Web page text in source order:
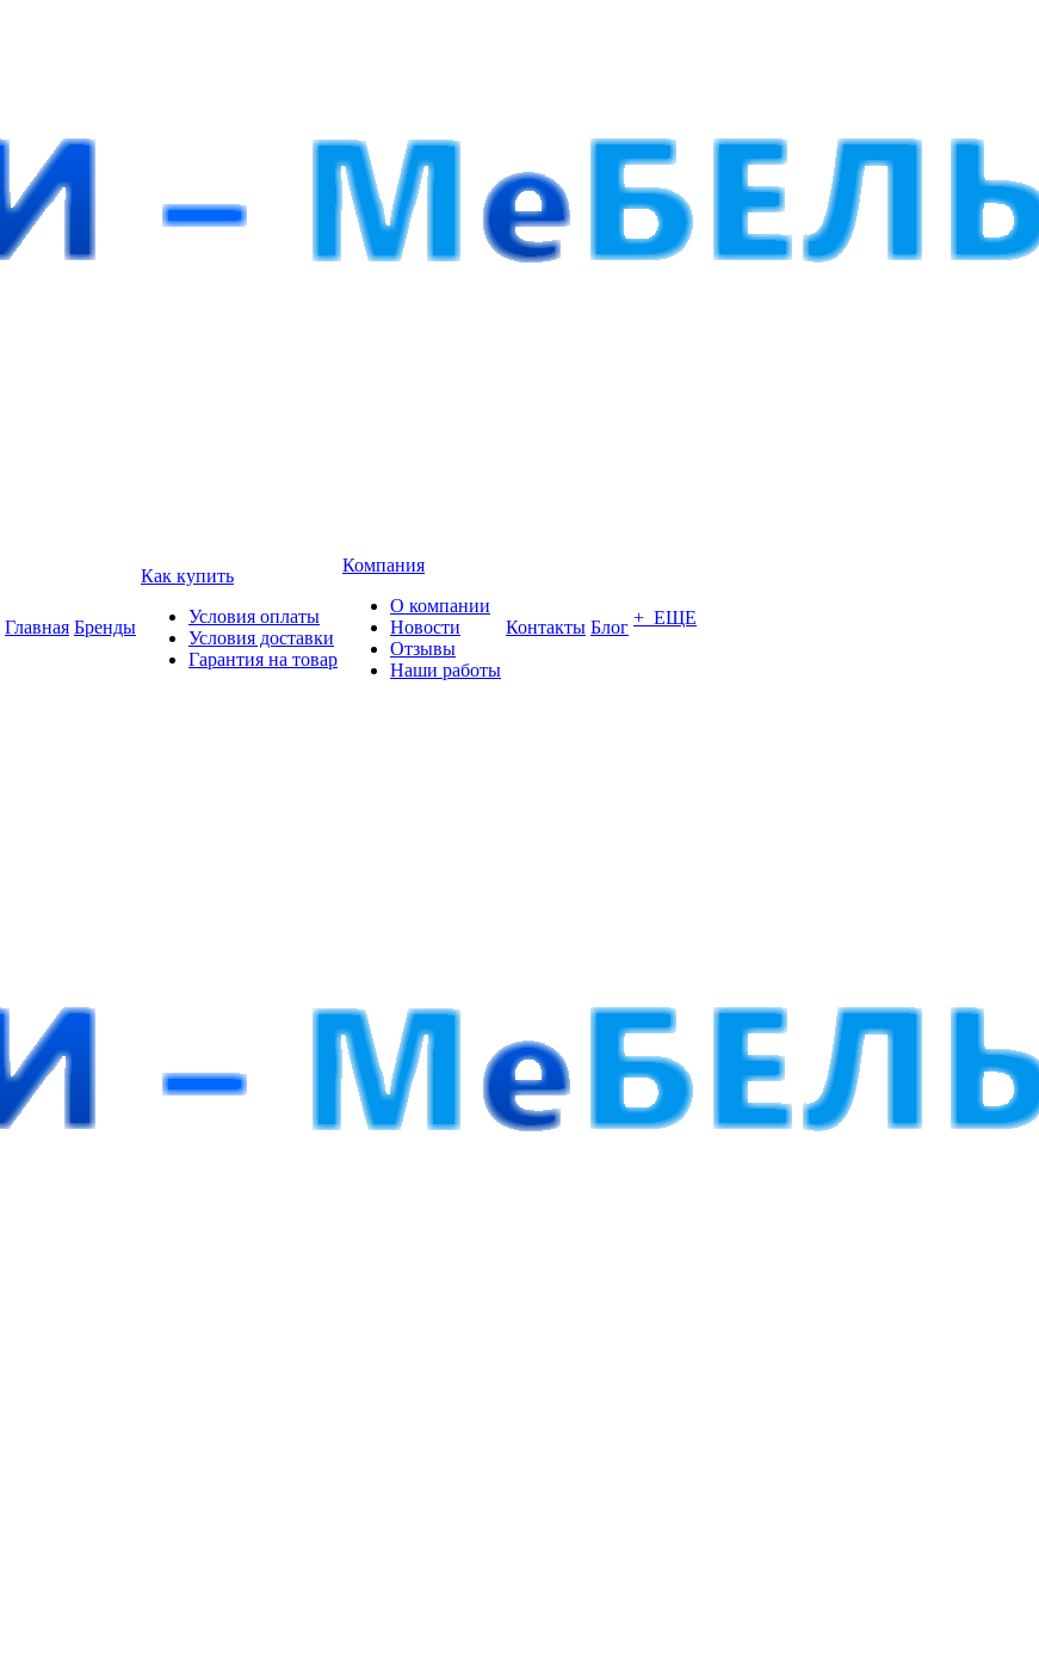
Главная Бренды
Как купить
Условия оплаты
Условия доставки
Гарантия на товар
Компания
О компании
Новости
Отзывы
Наши работы
Контакты Блог + ЕЩЕ